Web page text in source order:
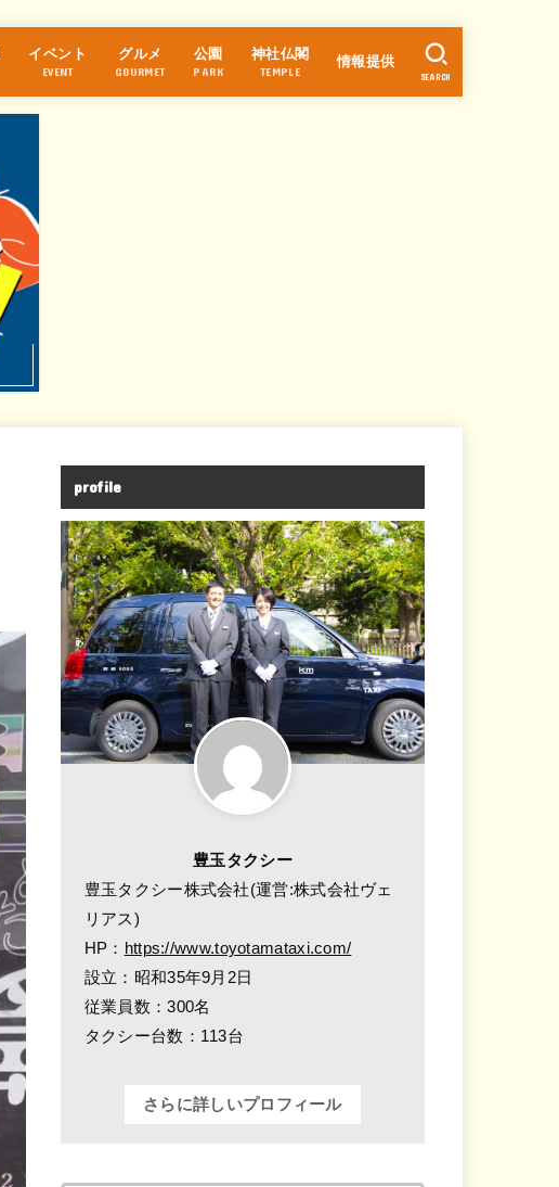
イベント
EVENT
グルメ
GOURMET
公園
PARK
神社仏閣
TEMPLE
情報提供
SEARCH
profile
豊玉タクシー
豊玉タクシー株式会社(運営:株式会社ヴェ
リアス)
HP： https://www.toyotamataxi.com/
設立：昭和35年9月2日
従業員数：300名
タクシー台数：113台
さらに詳しいプロフィール